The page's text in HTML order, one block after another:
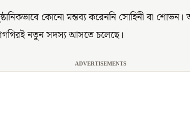
কোনো মন্তব্য করেননি সোহিনী বা শোভন।
নতুন সদস্য আসতে চলেছে।
ADVERTISEMENTS